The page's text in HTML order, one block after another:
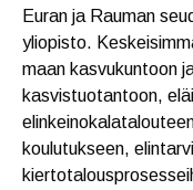
Euran ja Rauman
yliopisto.
maan kasvukuntoon
kasvistuotantoon,
koulutukseen,